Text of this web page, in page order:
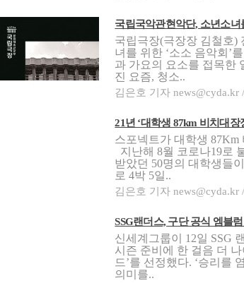
국립국악관현악단, 소년소녀
국립극장(극장장 김철호)
녀를 위한 ‘소소 음악회’
과 가요의 요소를 접목한
진 요즘, 청소..
김은호 기자 news@cyda.kr
21년 ‘대학생 87km 비치대장
스포넥트가 대학생
지난해 8월 코로나19로
받았던 50명의 대학생들
로 4박 5일..
김은호 기자 news@cyda.kr
SSG랜더스, 구단 공식 엠블럼
신세계그룹이 12일 SSG
시즌 준비에 한 걸음 더
드’를 선정했다. ‘승리를
의미를..